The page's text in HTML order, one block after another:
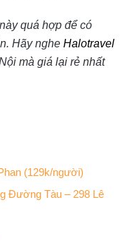
quá hợp để có
Hãy nghe Halotravel
mà giá lại rẻ nhất
(129k/người)
Đường Tàu – 298 Lê